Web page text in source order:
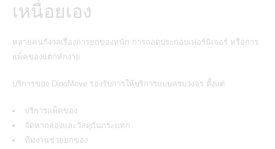
เหนื่อยเอง
หลายคนกังวลเรื่องการยกของหนัก การถอดประกอบเฟอร์นิเจอร์ หรือการ
แพ็คของแตกหักง่าย
บริการของ DinoMove รองรับการให้บริการแบบครบวงจร ตั้งแต่
บริการแพ็คของ
จัดหากล่องและวัสดุกันกระแทก
ทีมงานช่วยยกของ